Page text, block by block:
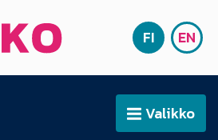
SUOMI
FI EN
AvaaValikko